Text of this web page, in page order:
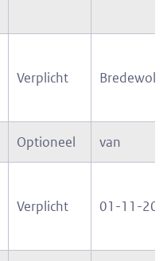
Verplicht Bredewold
Optioneel van
Verplicht 01-11-